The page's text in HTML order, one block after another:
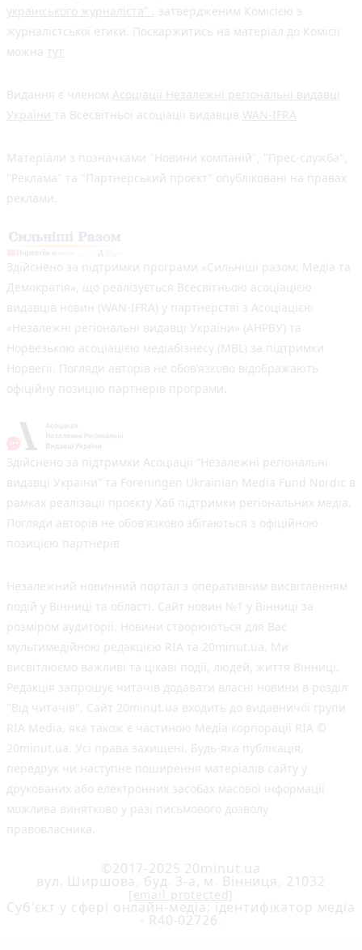
українського журналіста" , затвердженим Комісією з
журналістської етики. Поскаржитись на матеріал до Комісії
можна тут
Видання є членом Асоціації Незалежні регіональні видавці
України та Всесвітньої асоціації видавців WAN-IFRA
Матеріали з позначками "Новини компаній", "Прес-служба",
"Реклама" та "Партнерський проєкт" опубліковані на правах
реклами.
Здійснено за підтримки програми «Сильніші разом: Медіа та
Демократія», що реалізується Всесвітньою асоціацією
видавців новин (WAN-IFRA) у партнерстві з Асоціацією
«Незалежні регіональні видавці України» (АНРВУ) та
Норвезькою асоціацією медіабізнесу (MBL) за підтримки
Норвегії. Погляди авторів не обов’язково відображають
офіційну позицію партнерів програми.
Здійснено за підтримки Асоціації “Незалежні регіональні
видавці України” та Foreningen Ukrainian Media Fund Nordic в
рамках реалізації проєкту Хаб підтримки регіональних медіа.
Погляди авторів не обов'язково збігаються з офіційною
позицією партнерів
Незалежний новинний портал з оперативним висвітленням
подій у Вінниці та області. Сайт новин №1 у Вінниці за
розміром аудиторії. Новини створюються для Вас
мультимедійною редакцією RIA та 20minut.ua. Ми
висвітлюємо важливі та цікаві події, людей, життя Вінниці.
Редакція запрошує читачів додавати власні новини в розділ
"Від читачів". Сайт 20minut.ua входить до видавничої групи
RIA Media, яка також є частиною Медіа корпорації RIA ©
20minut.ua. Усі права захищені. Будь-яка публiкацiя,
передрук чи наступне поширення матеріалів сайту у
друкованих або електронних засобах масової інформації
можлива винятково у разі письмового дозволу
правовласника.
©2017-2025 20minut.ua
вул. Ширшова, буд. 3-а, м. Вінниця, 21032
[email protected]
Cуб'єкт у сфері онлайн-медіа; ідентифікатор медіа
- R40-02726.